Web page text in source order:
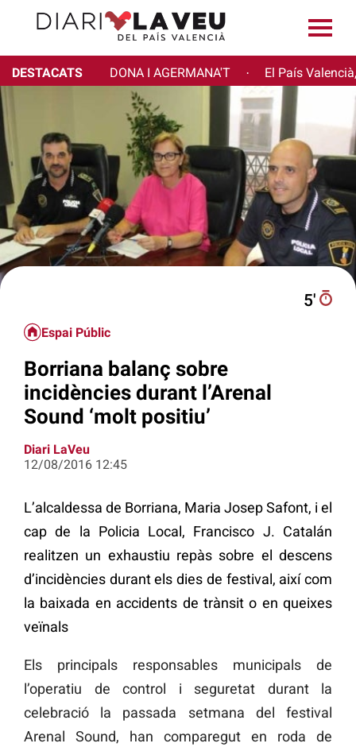
DESTACATS DONA I AGERMANA'T · El País
5′
Espai Públic
Borriana balanç sobre
incidències durant l’Arenal
Sound ‘molt positiu’
Diari LaVeu
12/08/2016 12:45
L’alcaldessa de Borriana, Maria Josep Safont, i el
cap de la Policia Local, Francisco J. Catalán
realitzen un exhaustiu repàs sobre el descens
d’incidències durant els dies de festival, així com
la baixada en accidents de trànsit o en queixes
veïnals
Els principals responsables municipals de
l’operatiu de control i seguretat durant la
celebració la passada setmana del festival
Arenal Sound, han comparegut en roda de